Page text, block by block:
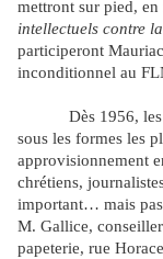
mettront sur pied,
intellectuels contre
participeront
inconditionnel au
Dès 1956,
sous les formes les
approvisionnement
chrétiens,
important… mais pas
M. Gallice,
papeterie, rue